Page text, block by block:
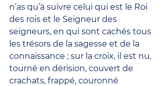
n’as qu’à suivre celui qui est le Roi
des rois et le Seigneur des
seigneurs, en qui sont cachés tous
les trésors de la sagesse et de la
connaissance ; sur la croix, il est nu,
tourné en dérision, couvert de
crachats, frappé, couronné